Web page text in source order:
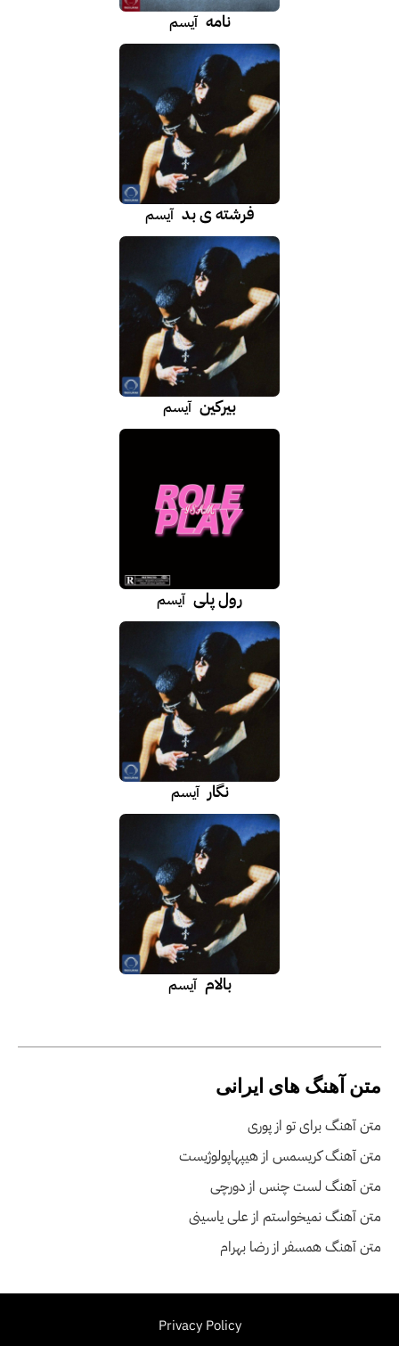
نامه آیسم
فرشته‌ ی بد آیسم
بیرکین آیسم
رول پلی آیسم
نگار آیسم
بالام آیسم
متن آهنگ های ایرانی
متن آهنگ برای تو از پوری
متن آهنگ کریسمس از هیپهاپولوژیست
متن آهنگ لست چنس از دورچی
متن آهنگ نمیخواستم از علی یاسینی
متن آهنگ همسفر از رضا بهرام
Privacy Policy